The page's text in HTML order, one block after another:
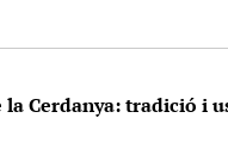
la Cerdanya: tradició i